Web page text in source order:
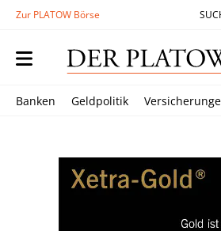
Zur PLATOW Börse
Banken Geldpolitik